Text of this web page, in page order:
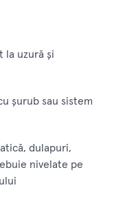
la uzură şi
şurub sau sistem
dulapuri,
nivelate pe